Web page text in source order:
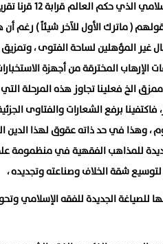
وزوايا ضيقة لاتليق
( ماترك الأول للآخر شيئاً ) رغم
غير المؤهلين لساحة الفتوى ،
المخترقة من أجهزة
الخ فعلينا تجاوز هذه المرحلة
برفع الشعارات والفتاوى
، وهذا في حد ذاته عقوق لهذا
جديدة للمذاهب الفقهية في منظمومة
شقة الخلاف وصناعته وتجديده ،
للصياغة الجديدة للفقه الإسلامي